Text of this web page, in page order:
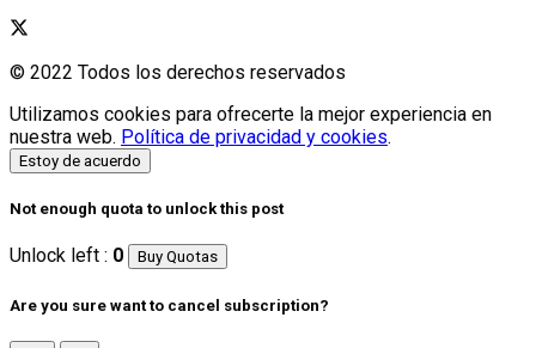
© 2022 Todos los derechos reservados
Utilizamos cookies para ofrecerte la mejor experiencia en
nuestra web. Política de privacidad y cookies.
Estoy de acuerdo
Not enough quota to unlock this post
Unlock left : 0 Buy Quotas
Are you sure want to cancel subscription?